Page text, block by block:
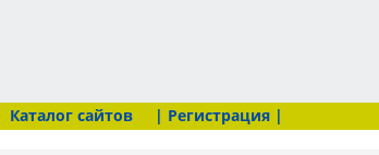
Каталог сайтов
| Регистрация |